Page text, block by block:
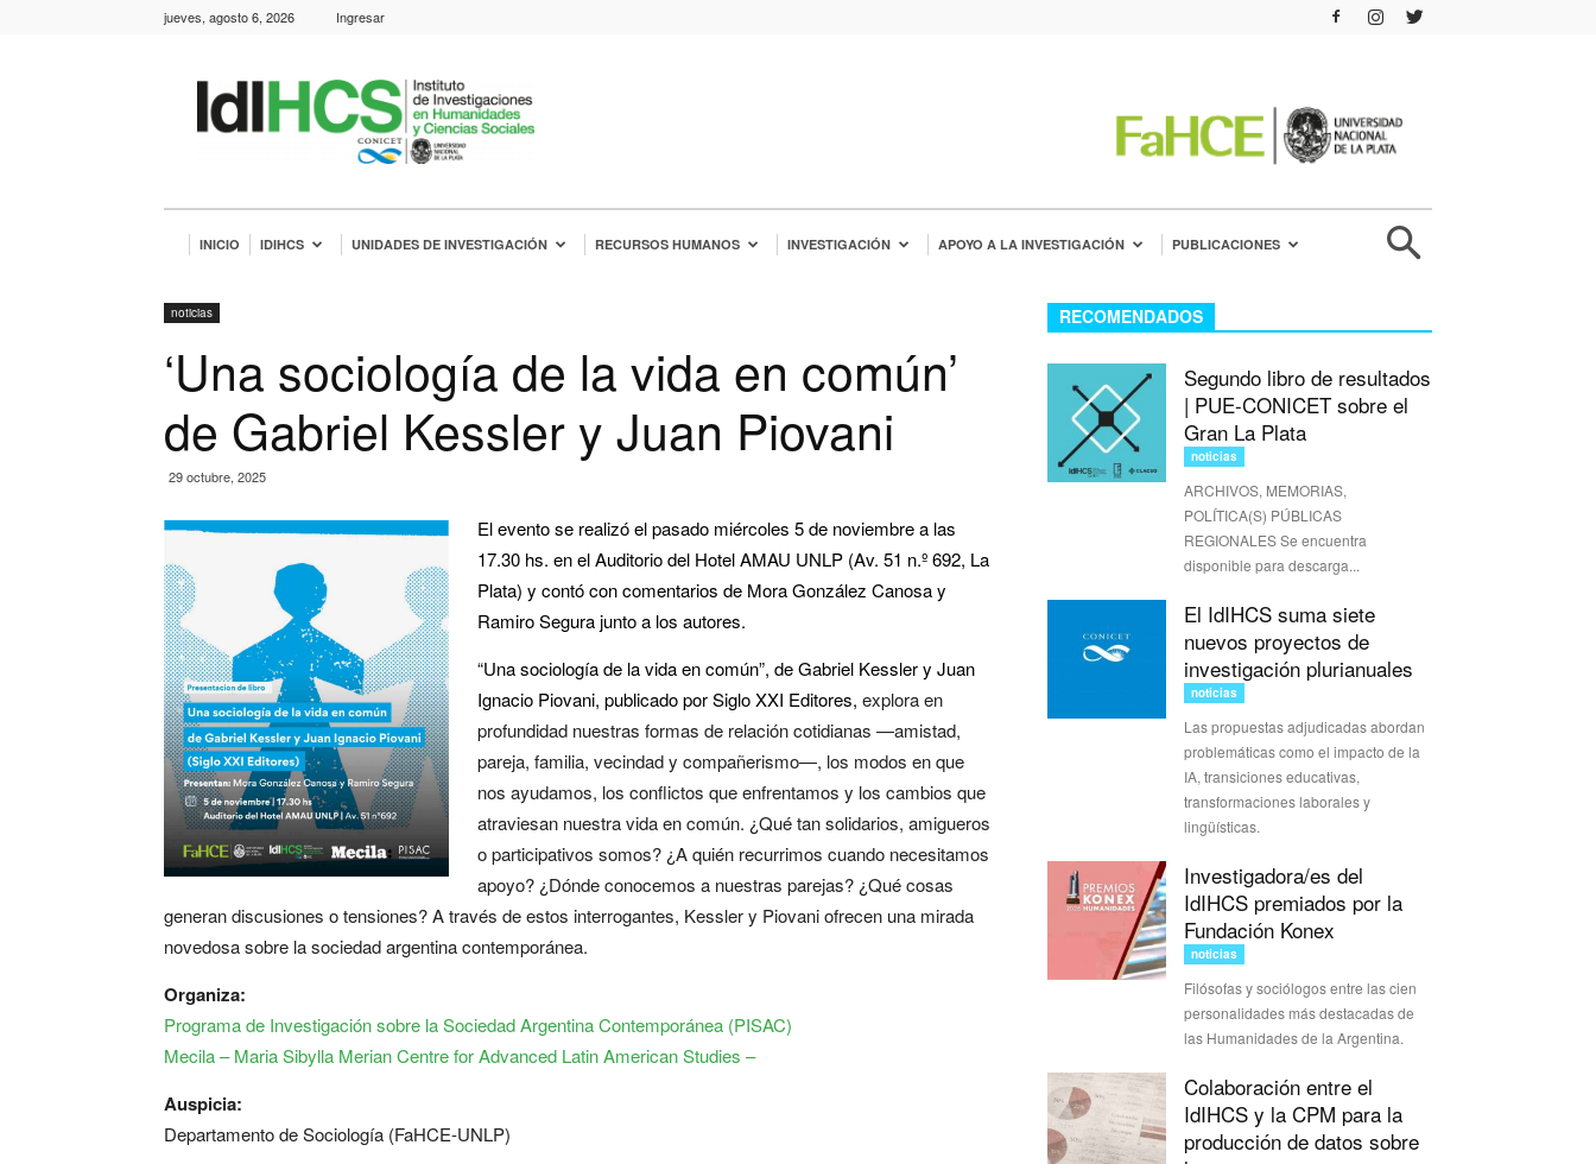
jueves, agosto 6, 2026 Ingresar
IdIHCS
INICIO IDIHCS UNIDADES DE INVESTIGACIÓN RECURSOS HUMANOS INVESTIGACIÓN APOYO A LA INVESTIGACIÓN PUBLICACIONES
noticias
‘Una sociología de la vida en común’
de Gabriel Kessler y Juan Piovani
29 octubre, 2025
El evento se realizó el pasado miércoles 5 de noviembre a las
17.30 hs. en el Auditorio del Hotel AMAU UNLP (Av. 51 n.º 692, La
Plata) y contó con comentarios de Mora González Canosa y
Ramiro Segura junto a los autores.
“Una sociología de la vida en común”, de Gabriel Kessler y Juan
Ignacio Piovani, publicado por Siglo XXI Editores, explora en
profundidad nuestras formas de relación cotidianas —amistad,
pareja, familia, vecindad y compañerismo—, los modos en que
nos ayudamos, los conflictos que enfrentamos y los cambios que
atraviesan nuestra vida en común. ¿Qué tan solidarios, amigueros
o participativos somos? ¿A quién recurrimos cuando necesitamos
apoyo? ¿Dónde conocemos a nuestras parejas? ¿Qué cosas
generan discusiones o tensiones? A través de estos interrogantes, Kessler y Piovani ofrecen una mirada
novedosa sobre la sociedad argentina contemporánea.
Organiza:
Programa de Investigación sobre la Sociedad Argentina Contemporánea (PISAC)
Mecila – Maria Sibylla Merian Centre for Advanced Latin American Studies –
Auspicia:
Departamento de Sociología (FaHCE-UNLP)
RECOMENDADOS
Segundo libro de resultados
| PUE-CONICET sobre el
Gran La Plata
noticias
ARCHIVOS, MEMORIAS,
POLÍTICA(S) PÚBLICAS
REGIONALES Se encuentra
disponible para descarga...
El IdIHCS suma siete
nuevos proyectos de
investigación plurianuales
noticias
Las propuestas adjudicadas abordan
problemáticas como el impacto de la
IA, transiciones educativas,
transformaciones laborales y
lingüísticas.
Investigadora/es del
IdIHCS premiados por la
Fundación Konex
noticias
Filósofas y sociólogos entre las cien
personalidades más destacadas de
las Humanidades de la Argentina.
Colaboración entre el
IdIHCS y la CPM para la
producción de datos sobre